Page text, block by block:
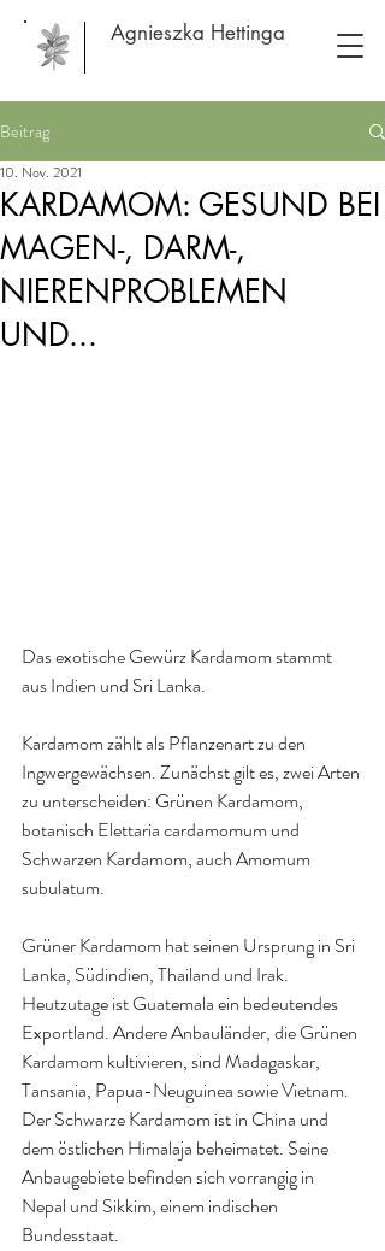
Agnieszka Hettinga
Beitrag
KARDAMOM: GESUND BEI
MAGEN-, DARM-,
NIERENPROBLEMEN
UND...
10. Nov. 2021
Das exotische Gewürz Kardamom stammt
aus Indien und Sri Lanka.
Kardamom zählt als Pflanzenart zu den
Ingwergewächsen. Zunächst gilt es, zwei Arten
zu unterscheiden: Grünen Kardamom,
botanisch Elettaria cardamomum und
Schwarzen Kardamom, auch Amomum
subulatum.
Grüner Kardamom hat seinen Ursprung in Sri
Lanka, Südindien, Thailand und Irak.
Heutzutage ist Guatemala ein bedeutendes
Exportland. Andere Anbauländer, die Grünen
Kardamom kultivieren, sind Madagaskar,
Tansania, Papua-Neuguinea sowie Vietnam.
Der Schwarze Kardamom ist in China und
dem östlichen Himalaja beheimatet. Seine
Anbaugebiete befinden sich vorrangig in
Nepal und Sikkim, einem indischen
Bundesstaat.